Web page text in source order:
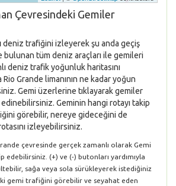
Çevresindeki Gemiler
deniz trafiğini izleyerek şu anda geçiş
bulunan tüm deniz araçları ile gemileri
deniz trafik yoğunluk haritasını
Grande limanının ne kadar yoğun
Gemi üzerlerine tıklayarak gemiler
Geminin hangi rotayı takip
görebilir, nereye gideceğini de
izleyebilirsiniz.
çevresinde gerçek zamanlı olarak Gemi
edebilirsiniz. (+) ve (-) butonları yardımıyla
sağa veya sola sürükleyerek istediğiniz
gemi trafiğini görebilir ve seyahat eden